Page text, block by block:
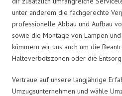
unter anderem die fachgerechte
professionelle Abbau und Aufbau
sowie die Montage von Lampen und
kümmern wir uns auch um die
Halteverbotszonen oder die
Vertraue auf unsere langjährige
Umzugsunternehmen und wähle